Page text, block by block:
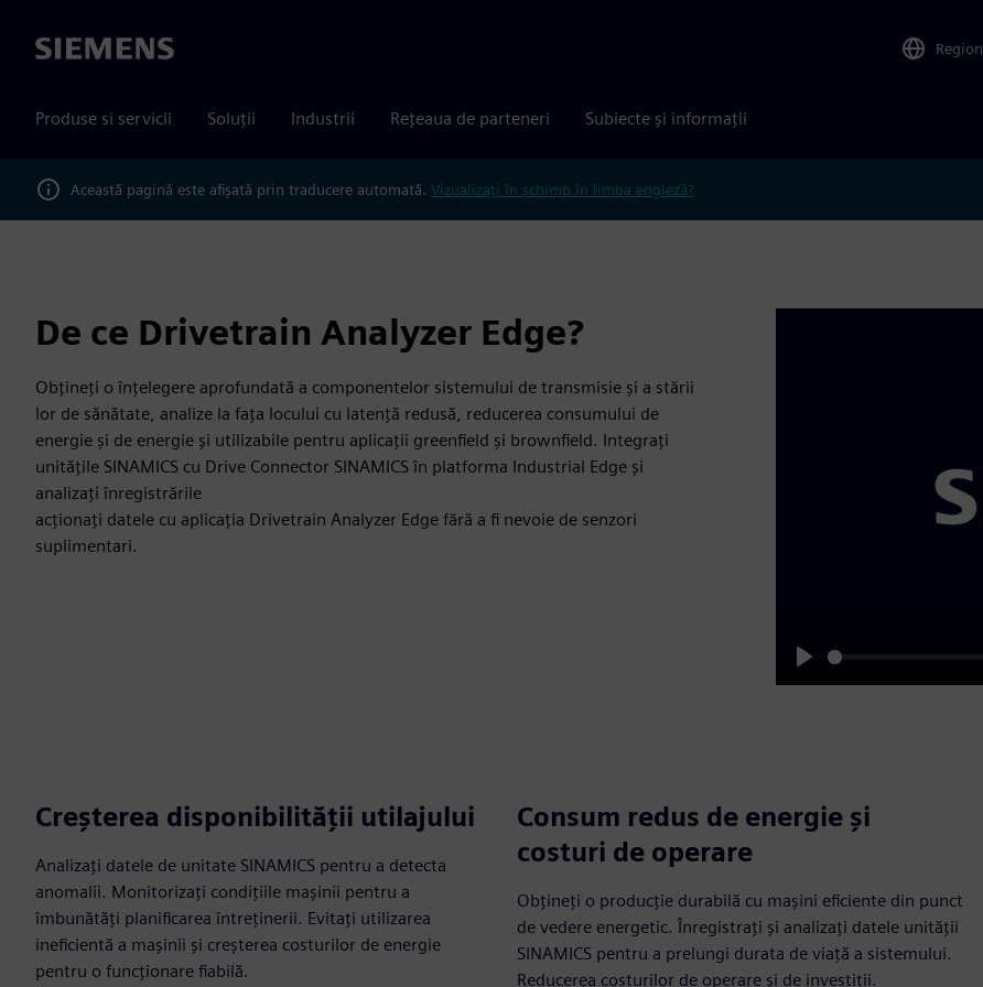
Siemens Region
Produse si servicii Soluții Industrii Rețeaua de parteneri Subiecte și informații
Această pagină este afișată prin traducere automată. Vizualizați în schimb în limba engleză?
De ce Drivetrain Analyzer Edge?
Obțineți o înțelegere aprofundată a componentelor sistemului de transmisie și a stării
lor de sănătate, analize la fața locului cu latență redusă, reducerea consumului de
energie și de energie și utilizabile pentru aplicații greenfield și brownfield. Integrați
unitățile SINAMICS cu Drive Connector SINAMICS în platforma Industrial Edge și
analizați înregistrările
acționați datele cu aplicația Drivetrain Analyzer Edge fără a fi nevoie de senzori
suplimentari.
Play
Creșterea disponibilității utilajului
Analizați datele de unitate SINAMICS pentru a detecta
anomalii. Monitorizați condițiile mașinii pentru a
îmbunătăți planificarea întreținerii. Evitați utilizarea
ineficientă a mașinii și creșterea costurilor de energie
pentru o funcționare fiabilă.
Consum redus de energie și
costuri de operare
Obțineți o producție durabilă cu mașini eficiente din punct
de vedere energetic. Înregistrați și analizați datele unității
SINAMICS pentru a prelungi durata de viață a sistemului.
Reducerea costurilor de operare și de investiții.